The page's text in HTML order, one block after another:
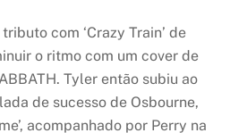
com ‘Crazy Train’ de
o ritmo com um cover de
Tyler então subiu ao
de sucesso de Osbourne,
acompanhado por Perry na